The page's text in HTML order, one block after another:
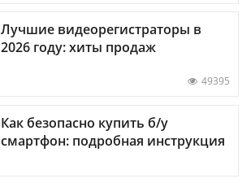
Лучшие видеорегистраторы в
2026 году: хиты продаж
49395
Как безопасно купить б/у
смартфон: подробная инструкция